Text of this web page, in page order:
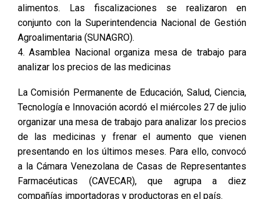
alimentos. Las fiscalizaciones se realizaron en
conjunto con la Superintendencia Nacional de Gestión
Agroalimentaria (SUNAGRO).
4. Asamblea Nacional organiza mesa de trabajo para
analizar los precios de las medicinas
La Comisión Permanente de Educación, Salud, Ciencia,
Tecnología e Innovación acordó el miércoles 27 de julio
organizar una mesa de trabajo para analizar los precios
de las medicinas y frenar el aumento que vienen
presentando en los últimos meses. Para ello, convocó
a la Cámara Venezolana de Casas de Representantes
Farmacéuticas (CAVECAR), que agrupa a diez
compañías importadoras y productoras en el país.